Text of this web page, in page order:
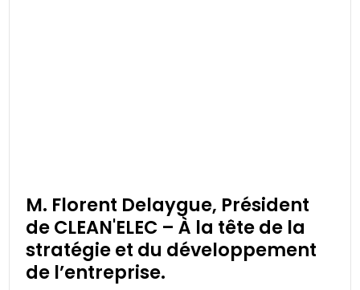
M. Florent Delaygue, Président
de CLEAN'ELEC – À la tête de la
stratégie et du développement
de l’entreprise.